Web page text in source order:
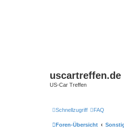
uscartreffen.de
US-Car Treffen
Schnellzugriff FAQ
Foren-Übersicht